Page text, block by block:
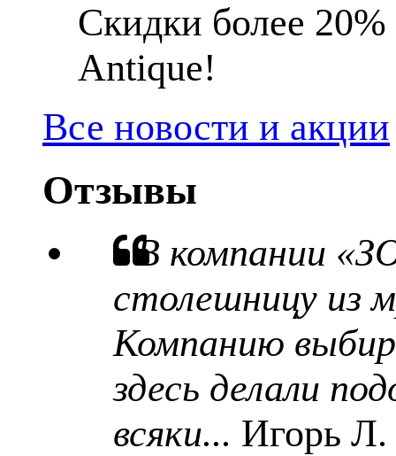
Скидки более
Antique!
Все новости и акции
Отзывы
В компании
столешницу из
Компанию
здесь делали
всяки... Игорь Л.